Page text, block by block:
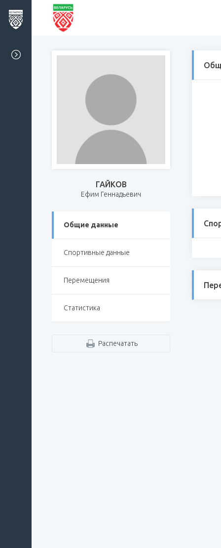
ГАЙКОВ
Ефим Геннадьевич
Общие данные
Спортивные данные
Перемещения
Статистика
Распечатать